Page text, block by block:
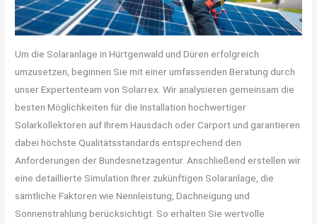
Um die Solaranlage in Hürtgenwald und Düren erfolgreich
umzusetzen, beginnen Sie mit einer umfassenden Beratung durch
unser Expertenteam von Solarrex. Wir analysieren gemeinsam die
besten Möglichkeiten für die Installation hochwertiger
Solarkollektoren auf Ihrem Hausdach oder Carport und garantieren
dabei höchste Qualitätsstandards entsprechend den
Anforderungen der Bundesnetzagentur. Anschließend erstellen wir
eine detaillierte Simulation Ihrer zukünftigen Solaranlage, die
sämtliche Faktoren wie Nennleistung, Dachneigung und
Sonnenstrahlung berücksichtigt. So erhalten Sie wertvolle